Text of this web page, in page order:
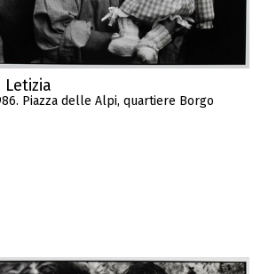
Piazza delle Alpi, quartiere Borgo